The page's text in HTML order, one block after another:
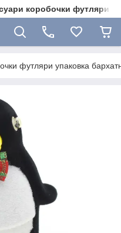
коробочки футляри
футляри упаковка